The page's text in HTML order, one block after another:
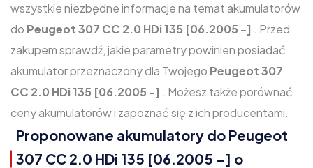
wszystkie niezbędne informacje na temat akumulatorów
do Peugeot 307 CC 2.0 HDi 135 [06.2005 -] . Przed
zakupem sprawdź, jakie parametry powinien posiadać
akumulator przeznaczony dla Twojego Peugeot 307
CC 2.0 HDi 135 [06.2005 -] . Możesz także porównać
ceny akumulatorów i zapoznać się z ich producentami.
Proponowane akumulatory do Peugeot
307 CC 2.0 HDi 135 [06.2005 -] o